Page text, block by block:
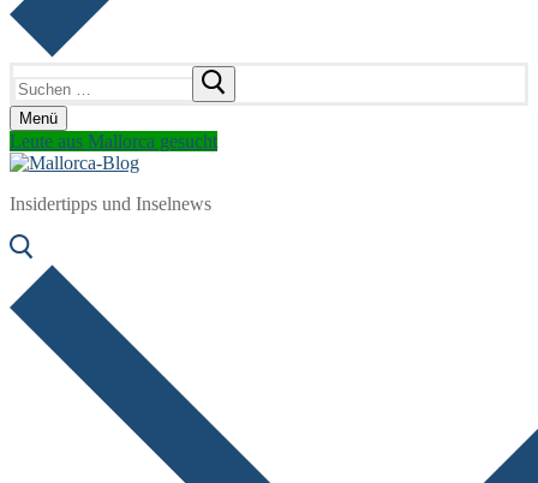
nach:
Menü
Leute aus Mallorca gesucht
Insidertipps und Inselnews